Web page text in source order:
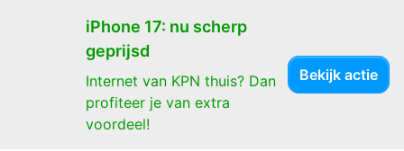
iPhone 17: nu scherp
geprijsd
Internet van KPN thuis? Dan
profiteer je van extra
voordeel!
Bekijk actie